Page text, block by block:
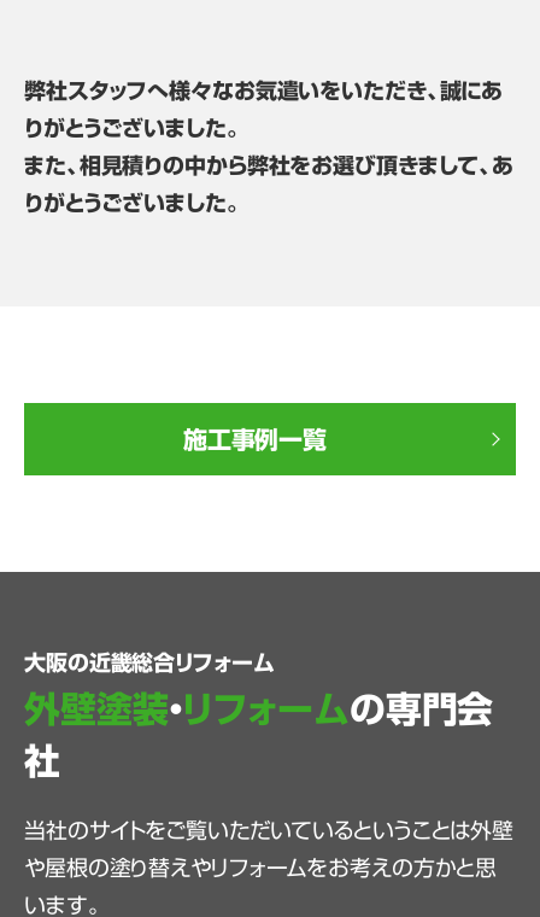
弊社スタッフへ様々なお気遣いをいただき、誠にあ
りがとうございました。
また、相見積りの中から弊社をお選び頂きまして、あ
りがとうございました。
施工事例一覧
大阪の近畿総合リフォーム
外壁塗装・リフォームの専門会
社
当社のサイトをご覧いただいているということは外壁
や屋根の塗り替えやリフォームをお考えの方かと思
います。